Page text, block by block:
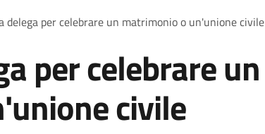
delega per celebrare un matrimonio o un'unione civile
per celebrare un
civile